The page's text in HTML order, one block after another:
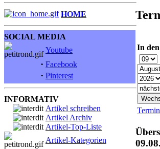
HOME
SOCIAL MEDIA
Youtube
· Facebook
· Pinterest
INFORMATIV
Artikel schreiben
Artikel Archiv
Artikel-Top-Liste
Artikel-Kategorien
In